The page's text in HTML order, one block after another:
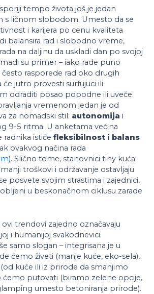
tempo života još je jedan
s ličnom slobodom. Umesto da se
i karijera po cenu kvaliteta
balansira rad i slobodno vreme,
na daljinu da uskladi dan po svojoj
su primer – iako rade puno
rasporede rad oko drugih
će jutro provesti surfujuci ili
odraditi posao popodne ili uveče.
vremenom jedan je od
za nomadski stil: autonomija i
9-5 ritma. U anketama većina
ističe fleksibilnost i balans
ovakvog načina rada
). Slično tome, stanovnici tiny kuća
troškovi i održavanje ostavljaju
posvete svojim strastima i zajednici,
u beskonačnom ciklusu zarade
ovi trendovi zajedno označavaju
i humanijoj svakodnevici.
samo slogan – integrisana je u
ćemo živeti (manje kuće, eko-sela),
kuće ili iz prirode da smanjimo
ćemo putovati (biramo zelene opcije,
umesto betoniranja prirode).